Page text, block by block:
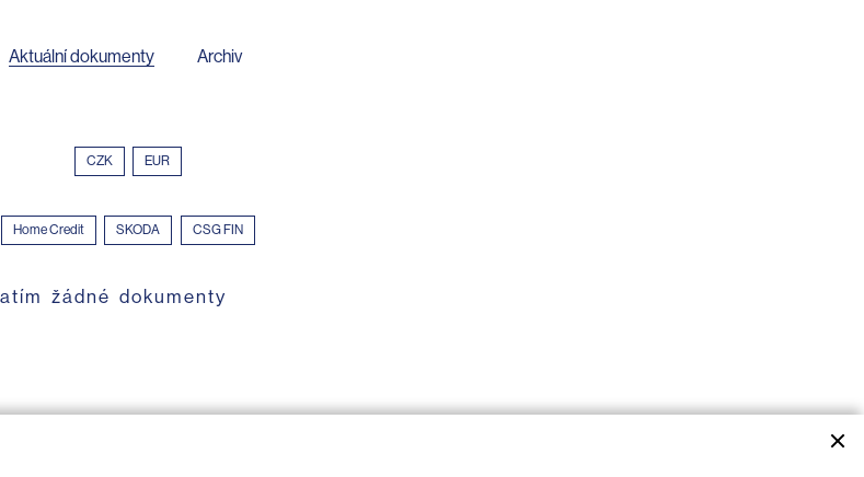
Aktuální dokumenty Archiv
CZK EUR
Home Credit SKODA CSG FIN
žádné dokumenty